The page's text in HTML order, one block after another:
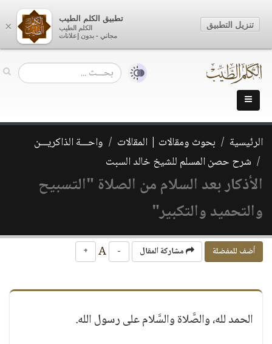
الرئيسية بحوث ومقالات | المقالات
واحـــة الذاكريـــن
شرح حصن المسلم للشيخ خالد السبت
الأذكار بعد السلام من الصلاة "التسبيح
والتحميد والتكبير"
أضف للمفضلة مشاركة المقال -
+
الحمد لله، والصَّلاة والسَّلام على رسول الله.
×
تطبيق الكلم الطيب
الكلم الطيب
مجاني - بدون إعلانات
تنزيل التطبيق